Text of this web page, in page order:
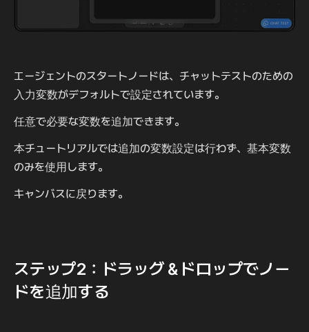
エージェントのスタートノードは、チャットテストのための
入力変数がデフォルトで設定されています。
任意で必要な変数を追加できます。
本チュートリアルでは追加の変数設定は行わず、基本変数
のみを使用します。
キャンバスに戻ります。
ステップ2：ドラッグ＆ドロップでノー
ドを追加する